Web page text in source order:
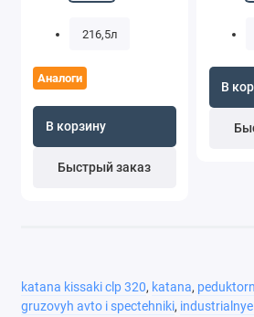
Аналоги
216,5л
В корзину
Быстрый заказ
В
katana kissaki clp 320, katana,
gruzovyh avto i spectehniki,